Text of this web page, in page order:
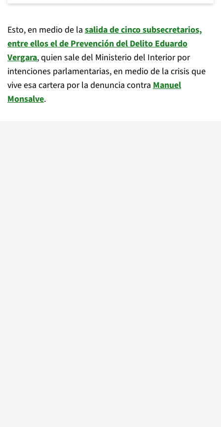
Esto, en medio de la salida de cinco subsecretarios,
entre ellos el de Prevención del Delito Eduardo
Vergara, quien sale del Ministerio del Interior por
intenciones parlamentarias, en medio de la crisis que
vive esa cartera por la denuncia contra Manuel
Monsalve.